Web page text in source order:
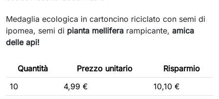
Medaglia ecologica in cartoncino riciclato con semi di
ipomea, semi di pianta mellifera rampicante, amica
delle api!
Quantità Prezzo unitario
Risparmio
10
4,99 €
10,10 €